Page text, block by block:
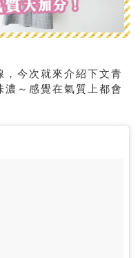
，今次就來介紹下文青
濃～感覺在氣質上都會